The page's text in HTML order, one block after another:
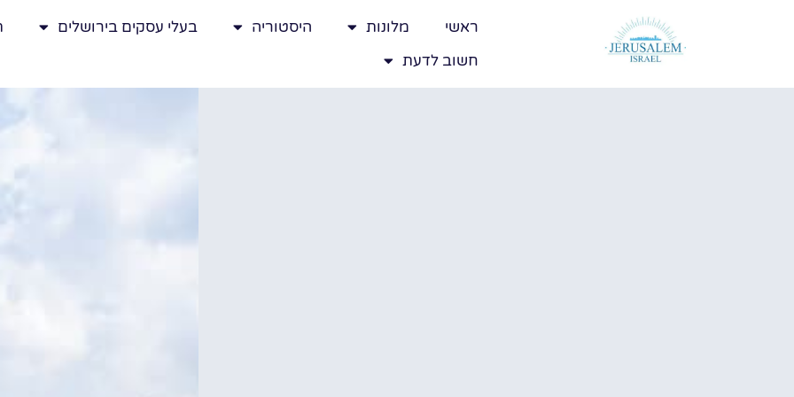
ראשי מלונות היסטוריה בעלי עסקים בירושלים
חשוב לדעת